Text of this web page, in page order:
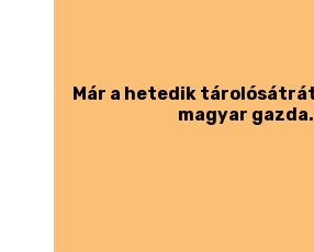
Már a hetedik
magyar gazda.